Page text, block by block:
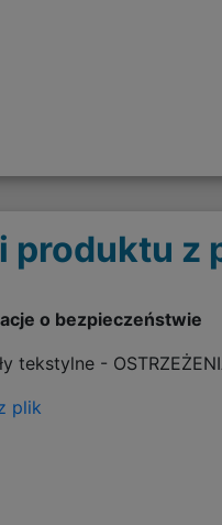
produktu z
o bezpieczeństwie
tekstylne -
plik